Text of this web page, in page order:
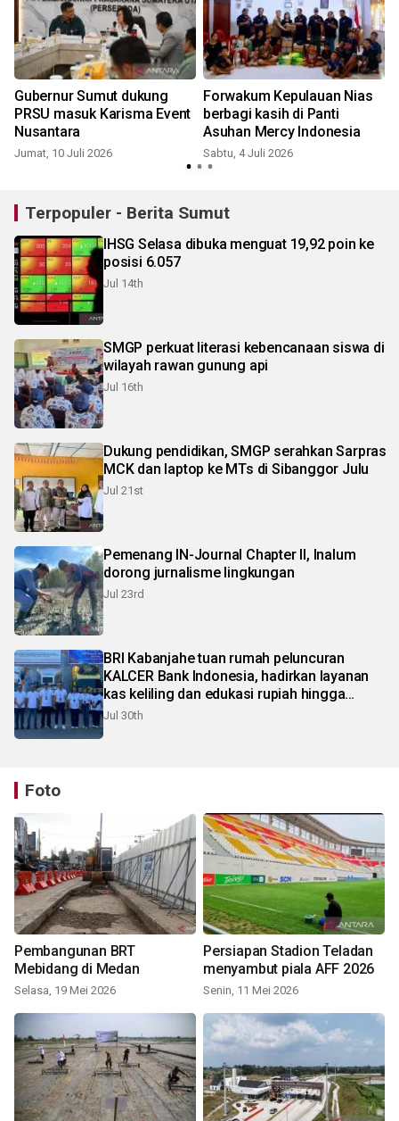
Gubernur Sumut dukung
PRSU masuk Karisma Event
Nusantara
Jumat, 10 Juli 2026
Forwakum Kepulauan Nias
berbagi kasih di Panti
Asuhan Mercy Indonesia
Sabtu, 4 Juli 2026
Terpopuler - Berita Sumut
IHSG Selasa dibuka menguat 19,92 poin ke
posisi 6.057
Jul 14th
SMGP perkuat literasi kebencanaan siswa di
wilayah rawan gunung api
Jul 16th
Dukung pendidikan, SMGP serahkan Sarpras
MCK dan laptop ke MTs di Sibanggor Julu
Jul 21st
Pemenang IN-Journal Chapter II, Inalum
dorong jurnalisme lingkungan
Jul 23rd
BRI Kabanjahe tuan rumah peluncuran
KALCER Bank Indonesia, hadirkan layanan
kas keliling dan edukasi rupiah hingga
pelosok Karo
Jul 30th
Foto
Pembangunan BRT
Mebidang di Medan
Selasa, 19 Mei 2026
Persiapan Stadion Teladan
menyambut piala AFF 2026
Senin, 11 Mei 2026